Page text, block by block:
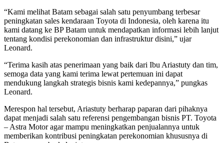
“Kami melihat Batam sebagai salah satu penyumbang terbesar
peningkatan sales kendaraan Toyota di Indonesia, oleh karena itu
kami datang ke BP Batam untuk mendapatkan informasi lebih lanjut
tentang kondisi perekonomian dan infrastruktur disini,” ujar
Leonard.
“Terima kasih atas penerimaan yang baik dari Ibu Ariastuty dan tim,
semoga data yang kami terima lewat pertemuan ini dapat
mendukung langkah strategis bisnis kami kedepannya,” pungkas
Leonard.
Merespon hal tersebut, Ariastuty berharap paparan dari pihaknya
dapat menjadi salah satu referensi pengembangan bisnis PT. Toyota
– Astra Motor agar mampu meningkatkan penjualannya untuk
memberikan kontribusi peningkatan perekonomian khususnya di